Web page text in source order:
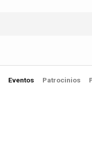
Eventos Patrocinios